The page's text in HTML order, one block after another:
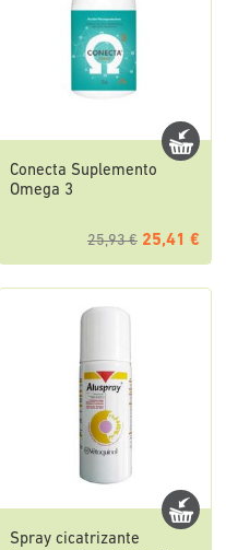
Conecta Suplemento
Omega 3
25,93 € 25,41 €
Spray cicatrizante